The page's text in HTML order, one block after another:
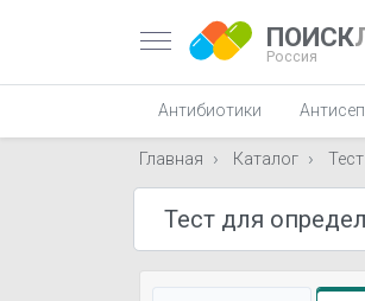
ПОИСК
Россия
Антибиотики
Главная Каталог